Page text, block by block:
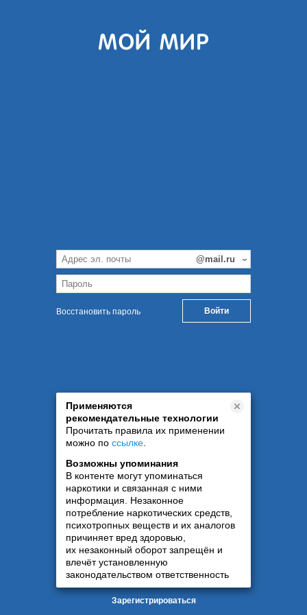
Восстановить пароль
Применяются
рекомендательные технологии
Прочитать правила их применении
можно по ссылке
Возможны упоминания
В контенте могут упоминаться
наркотики и связанная с ними
информация. Незаконное
потребление наркотических средств,
психотропных веществ и их аналогов
причиняет вред здоровью,
их незаконный оборот запрещён и
влечёт установленную
законодательством ответственность
Зарегистрироваться